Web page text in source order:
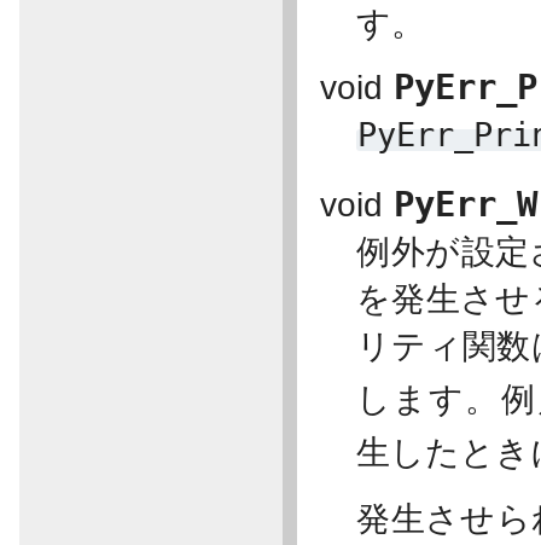
す。
void
void
例外が設
を発生さ
リティ関
します。
生したとき
発生させ